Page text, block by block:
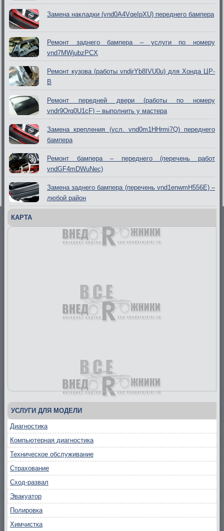
Замена накладки (vnd0A4VqeIpXU) переднего бампера
Ремонт заднего бампера – услуги по номеру
vnd7MWjubzPCX
Ремонт кузова (работы vndjrYb8IVU0u) для Хонда ЦР-
В
Ремонт передней двери (работы по номеру
vndr9Orq0U1cF) – выполнить у мастера
Замена крепления (усл. vnd0m1HHrmi7Q) переднего
бампера
Ремонт бампера – переднего (перечень работ
vndGF4mDWuNec)
Замена заднего бампера (перечень vnd1enwmH556E) –
любой район
КАРТА
УСЛУГИ ДЛЯ МОДЕЛИ
Диагностика
Компьютерная диагностика
Техническое обслуживание
Страхование
Сход-развал
Эвакуатор
Полировка
Химчистка